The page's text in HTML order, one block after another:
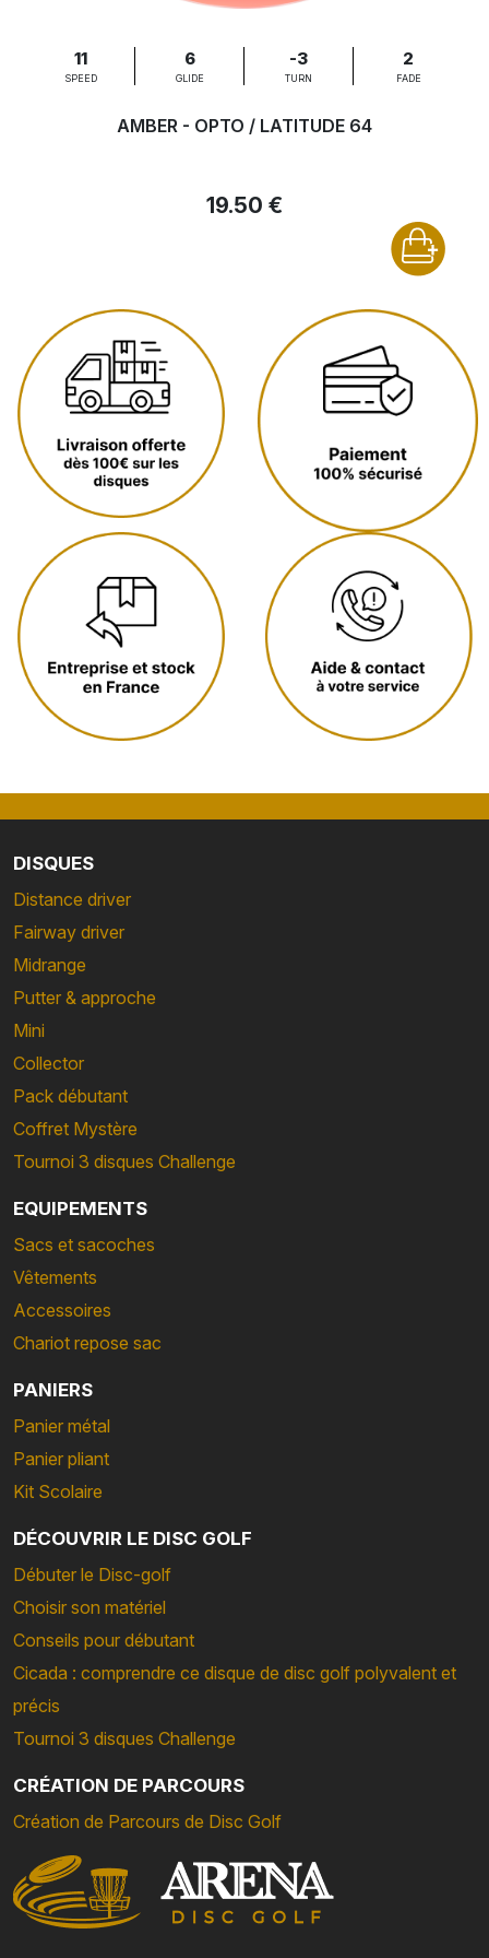
11
SPEED
6
GLIDE
-3
TURN
2
FADE
AMBER - OPTO / LATITUDE 64
19.50 €
DISQUES
Distance driver
Fairway driver
Midrange
Putter & approche
Mini
Collector
Pack débutant
Coffret Mystère
Tournoi 3 disques Challenge
EQUIPEMENTS
Sacs et sacoches
Vêtements
Accessoires
Chariot repose sac
PANIERS
Panier métal
Panier pliant
Kit Scolaire
DÉCOUVRIR LE DISC GOLF
Débuter le Disc-golf
Choisir son matériel
Conseils pour débutant
Cicada : comprendre ce disque de disc golf polyvalent et
précis
Tournoi 3 disques Challenge
CRÉATION DE PARCOURS
Création de Parcours de Disc Golf